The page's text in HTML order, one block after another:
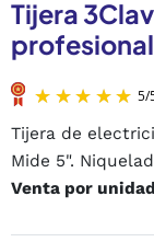
Tijera
profesional
Tijera de
Mide 5".
Venta por